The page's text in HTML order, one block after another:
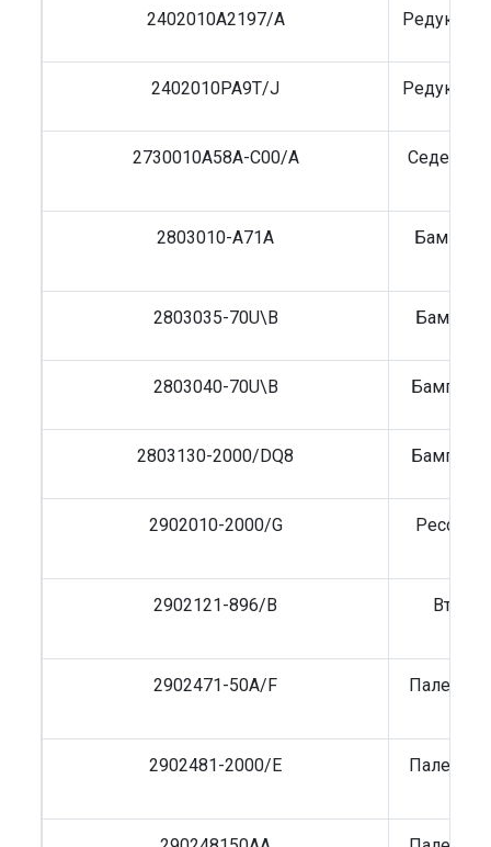
2402010A2197/A Редуктор
2402010PA9T/J Редуктор
2730010A58A-C00/A
2803010-A71A Бампер
2803035-70U\B Бампер
2803040-70U\B Бампер
2803130-2000/DQ8 Бампер
2902010-2000/G Рессора
2902121-896/B
2902471-50A/F
Палец
2902481-2000/E
Палец